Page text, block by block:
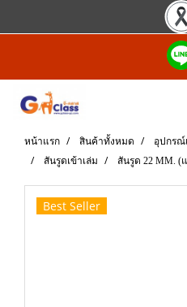
หน้าแรก สินค้าทั้งหมด
อุปกรณ์
สันรูดเข้าเล่ม
สันรูด 22 MM. (
Best Seller